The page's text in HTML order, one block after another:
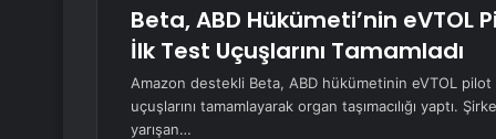
Beta, ABD Hükümeti’nin eVTOL
İlk Test Uçuşlarını Tamamladı
Amazon destekli Beta, ABD hükümetinin eVTOL
uçuşlarını tamamlayarak organ taşımacılığı yaptı.
yarışan…